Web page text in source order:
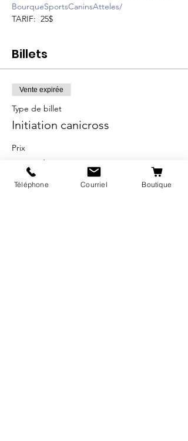
BourqueSportsCaninsAtteles/
TARIF:  25$
Billets
Vente expirée
Type de billet
Initiation canicross
Prix
25,00 $
+3,75 $ TPS et
TVQ
+ 0,72 $ de frais de
billetterie
Téléphone Courriel Boutique